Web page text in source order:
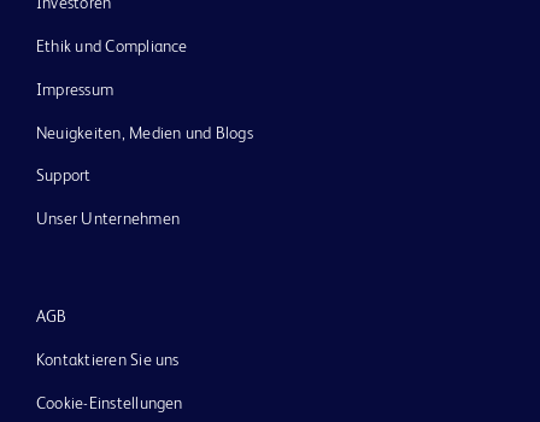
Investoren
Ethik und Compliance
Impressum
Neuigkeiten, Medien und Blogs
Support
Unser Unternehmen
AGB
Kontaktieren Sie uns
Cookie-Einstellungen